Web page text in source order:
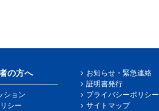
の方へ
ション
シー
お知らせ・緊急連絡
証明書発行
プライバシーポリシー
サイトマップ